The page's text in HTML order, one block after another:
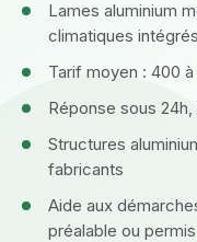
Lames aluminium
climatiques intégrés
Tarif moyen : 400
Réponse sous
Structures
fabricants
Aide aux
préalable ou permis